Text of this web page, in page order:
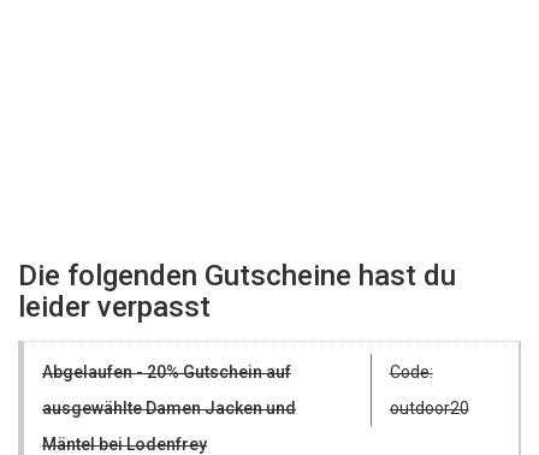
Die folgenden Gutscheine hast du
leider verpasst
Abgelaufen - 20% Gutschein auf
ausgewählte Damen Jacken und
Mäntel bei Lodenfrey
Code:
outdoor20